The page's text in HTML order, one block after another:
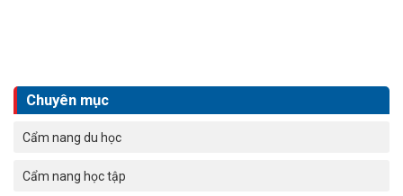
Chuyên mục
Cẩm nang du học
Cẩm nang học tập